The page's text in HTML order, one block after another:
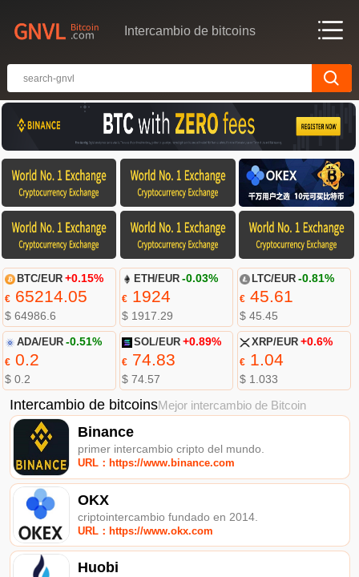
Intercambio de bitcoins
BTC/EUR +0.15%
€65214.05
$ 64986.6
ETH/EUR -0.03%
€ 1924
$ 1917.29
LTC/EUR -0.81%
€45.61
$ 45.45
ADA/EUR -0.51%
€0.2
$ 0.2
SOL/EUR +0.89%
€ 74.83
$ 74.57
XRP/EUR +0.6%
€1.04
$ 1.033
Intercambio de bitcoinsMejor intercambio de Bitcoin
Binance
primer intercambio cripto del mundo.
URL：https://www.binance.com
OKX
criptointercambio fundado en 2014.
URL：https://www.okx.com
Huobi